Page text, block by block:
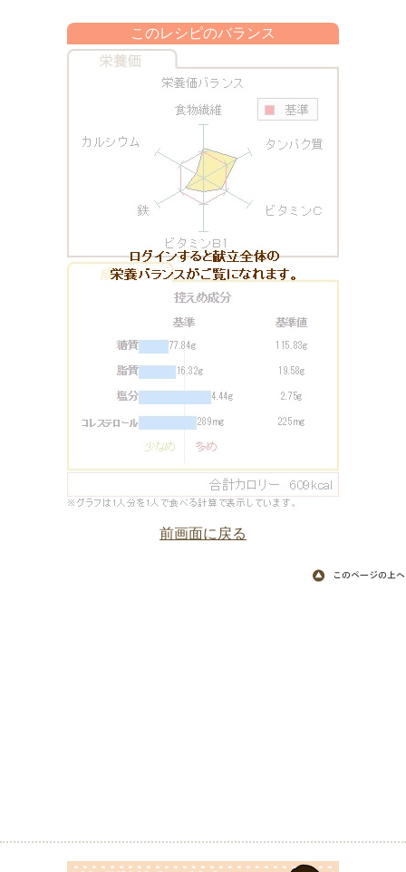
このレシピのバランス
前画面に戻る